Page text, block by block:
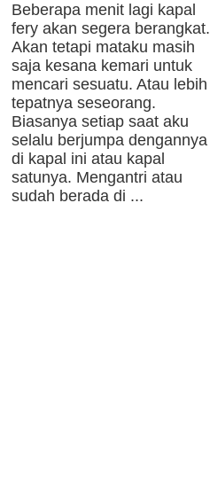
Beberapa menit lagi kapal
fery akan segera berangkat.
Akan tetapi mataku masih
saja kesana kemari untuk
mencari sesuatu. Atau lebih
tepatnya seseorang.
Biasanya setiap saat aku
selalu berjumpa dengannya
di kapal ini atau kapal
satunya. Mengantri atau
sudah berada di ...